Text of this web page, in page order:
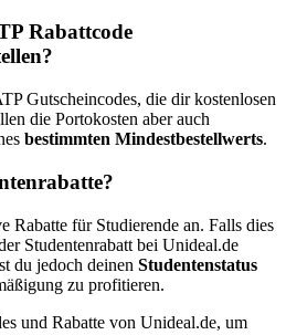
Rabattcode
Gutscheincodes, die dir kostenlosen
die Portokosten aber auch
bestimmten Mindestbestellwerts.
Rabatte für Studierende an. Falls dies
Studentenrabatt bei Unideal.de
du jedoch deinen Studentenstatus
zu profitieren.
und Rabatte von Unideal.de, um